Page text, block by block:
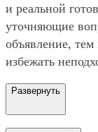
и реальной
уточняющие
объявление,
избежать
Развернуть